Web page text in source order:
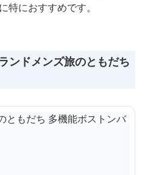
特におすすめです。
ンドメンズ旅のともだち